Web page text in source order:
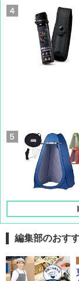
編集部のおす